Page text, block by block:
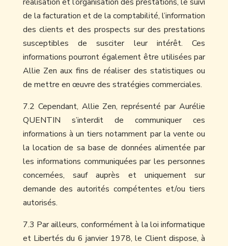
de la facturation et de la comptabilité, l’information
des clients et des prospects sur des prestations
susceptibles de susciter leur intérêt. Ces
informations pourront également être utilisées par
Allie Zen aux fins de réaliser des statistiques ou
de mettre en œuvre des stratégies commerciales.
7.2 Cependant, Allie Zen, représenté par Aurélie
QUENTIN s’interdit de communiquer ces
informations à un tiers notamment par la vente ou
la location de sa base de données alimentée par
les informations communiquées par les personnes
concernées, sauf auprès et uniquement sur
demande des autorités compétentes et/ou tiers
autorisés.
7.3 Par ailleurs, conformément à la loi informatique
et Libertés du 6 janvier 1978, le Client dispose, à